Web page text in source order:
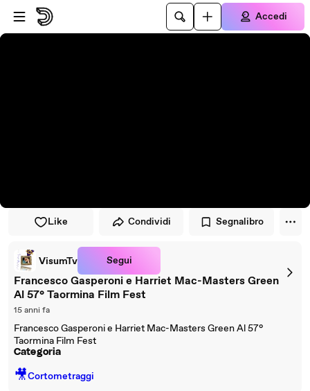
Vai al lettore
Passa al contenuto principale
Accedi
Like Condividi Segnalibro
VisumTv Segui
Francesco Gasperoni e Harriet Mac-Masters Green
Al 57° Taormina Film Fest
15 anni fa
Francesco Gasperoni e Harriet Mac-Masters Green Al 57°
Taormina Film Fest
Categoria
🎥Cortometraggi